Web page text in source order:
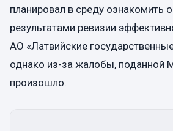
планировал в среду ознакомить
результатами ревизии
АО «Латвийские
однако из-за жалобы, поданной
произошло.